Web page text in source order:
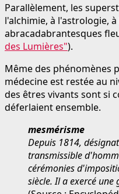
Parallèlement, les
l'alchimie, à l'astrologie,
abracadabrantesques
des Lumières").
Même des phénomènes
médecine est restée au
des êtres vivants sont si
déferlaient ensemble.
mesmérisme
Depuis 1814,
transmissible
cérémonies
siècle. Il a exercé